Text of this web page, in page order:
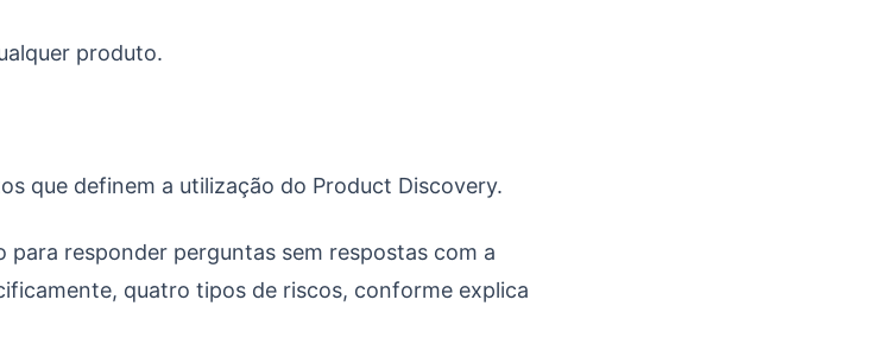
produto.
que definem a utilização do Product Discovery.
para responder perguntas sem respostas com a
quatro tipos de riscos, conforme explica